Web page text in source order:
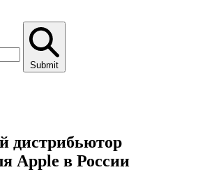
Submit
дистрибьютор
Apple в России